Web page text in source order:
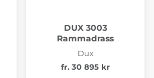
DUX 3003
Rammadrass
Dux
fr. 30 895 kr